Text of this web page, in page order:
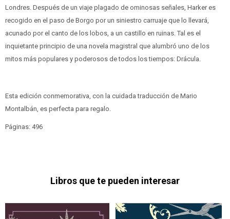
Londres. Después de un viaje plagado de ominosas señales, Harker es
recogido en el paso de Borgo por un siniestro carruaje que lo llevará,
acunado por el canto de los lobos, a un castillo en ruinas. Tal es el
inquietante principio de una novela magistral que alumbró uno de los
mitos más populares y poderosos de todos los tiempos: Drácula.
Esta edición conmemorativa, con la cuidada traducción de Mario
Montalbán, es perfecta para regalo.
Páginas: 496
Libros que te pueden interesar